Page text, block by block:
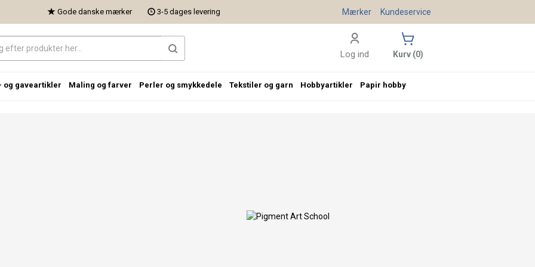
Gode danske mærker 3-5 dages levering Kundeservice
Mærker
Log ind Kurv (0)
og gaveartikler Maling og farver Perler og smykkedele Tekstiler og garn Hobbyartikler Papir hobby